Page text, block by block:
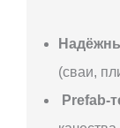
(сваи,
Prefab-